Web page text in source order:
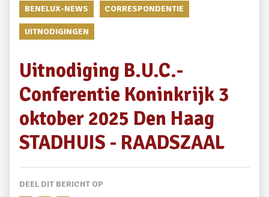
BENELUX-NEWS CORRESPONDENTIE
UITNODIGINGEN
Uitnodiging B.U.C.-
Conferentie Koninkrijk 3
oktober 2025 Den Haag
STADHUIS - RAADSZAAL
DEEL DIT BERICHT OP